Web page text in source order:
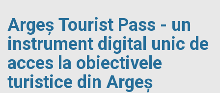
Argeș Tourist Pass - un
instrument digital unic de
acces la obiectivele
turistice din Argeș